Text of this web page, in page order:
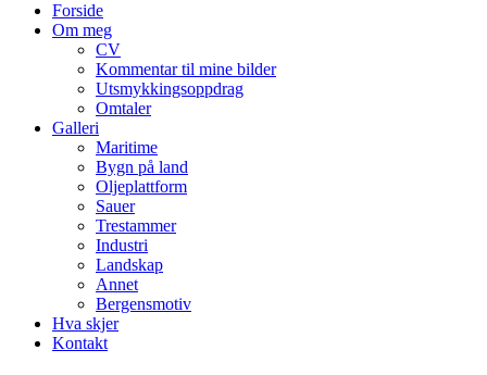
Forside
Om meg
CV
Kommentar til mine bilder
Utsmykkingsoppdrag
Omtaler
Galleri
Maritime
Bygn på land
Oljeplattform
Sauer
Trestammer
Industri
Landskap
Annet
Bergensmotiv
Hva skjer
Kontakt